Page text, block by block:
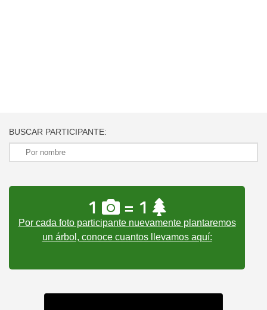
BUSCAR PARTICIPANTE:
1 = 1
Por cada foto participante nuevamente plantaremos
un árbol, conoce cuantos llevamos aquí: